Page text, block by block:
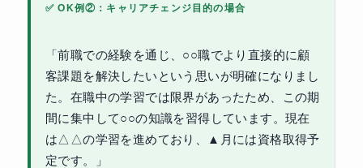
✅ OK例②：キャリアチェンジ目的の場合
「前職での経験を通じ、○○職でより直接的に顧
客課題を解決したいという思いが明確になりまし
た。在職中の学習では限界があったため、この期
間に集中して○○の知識を習得しています。現在
は△△の学習を進めており、▲月には資格取得予
定です。」